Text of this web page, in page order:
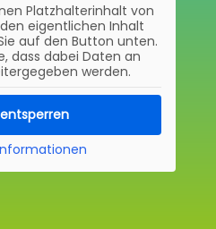
Platzhalterinhalt von
eigentlichen Inhalt
auf den Button unten.
dass dabei Daten an
werden.